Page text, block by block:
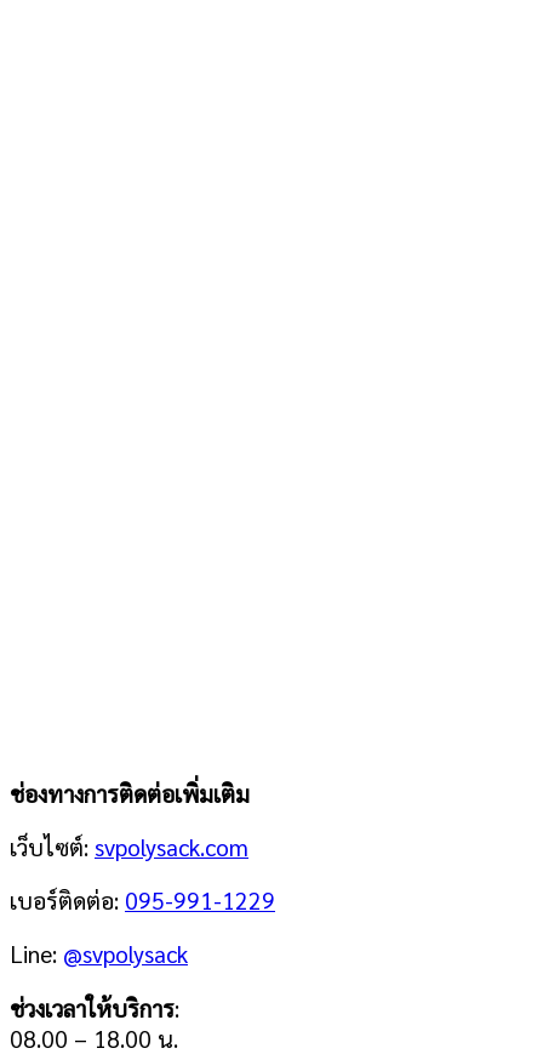
ช่องทางการติดต่อเพิ่มเติม
เว็บไซต์: svpolysack.com
เบอร์ติดต่อ: 095-991-1229
Line: @svpolysack
ช่วงเวลาให้บริการ:
08.00 – 18.00 น.